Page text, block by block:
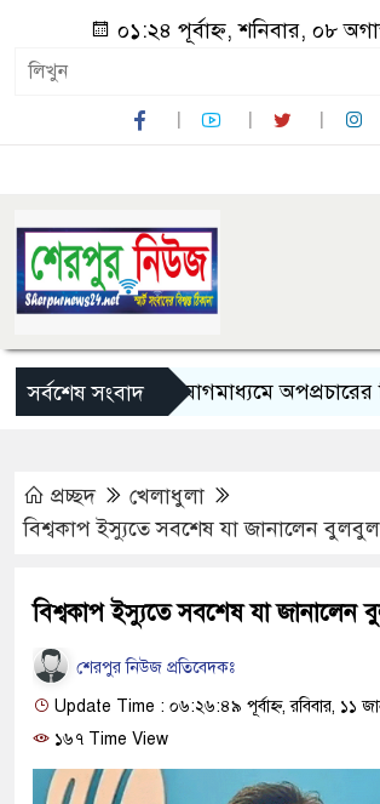
০১:২৪ পূর্বাহ্ন, শনিবার, ০৮
সর্বশেষ সংবাদ
যোগাযোগমাধ্যমে অপপ্রচারের
প্রচ্ছদ
খেলাধুলা
বিশ্বকাপ ইস্যুতে সবশেষ যা জানালেন বুলবুল
বিশ্বকাপ ইস্যুতে সবশেষ যা জানালেন
শেরপুর নিউজ প্রতিবেদকঃ
Update Time : ০৬:২৬:৪৯ পূর্বাহ্ন, রবিবার, ১১
১৬৭ Time View